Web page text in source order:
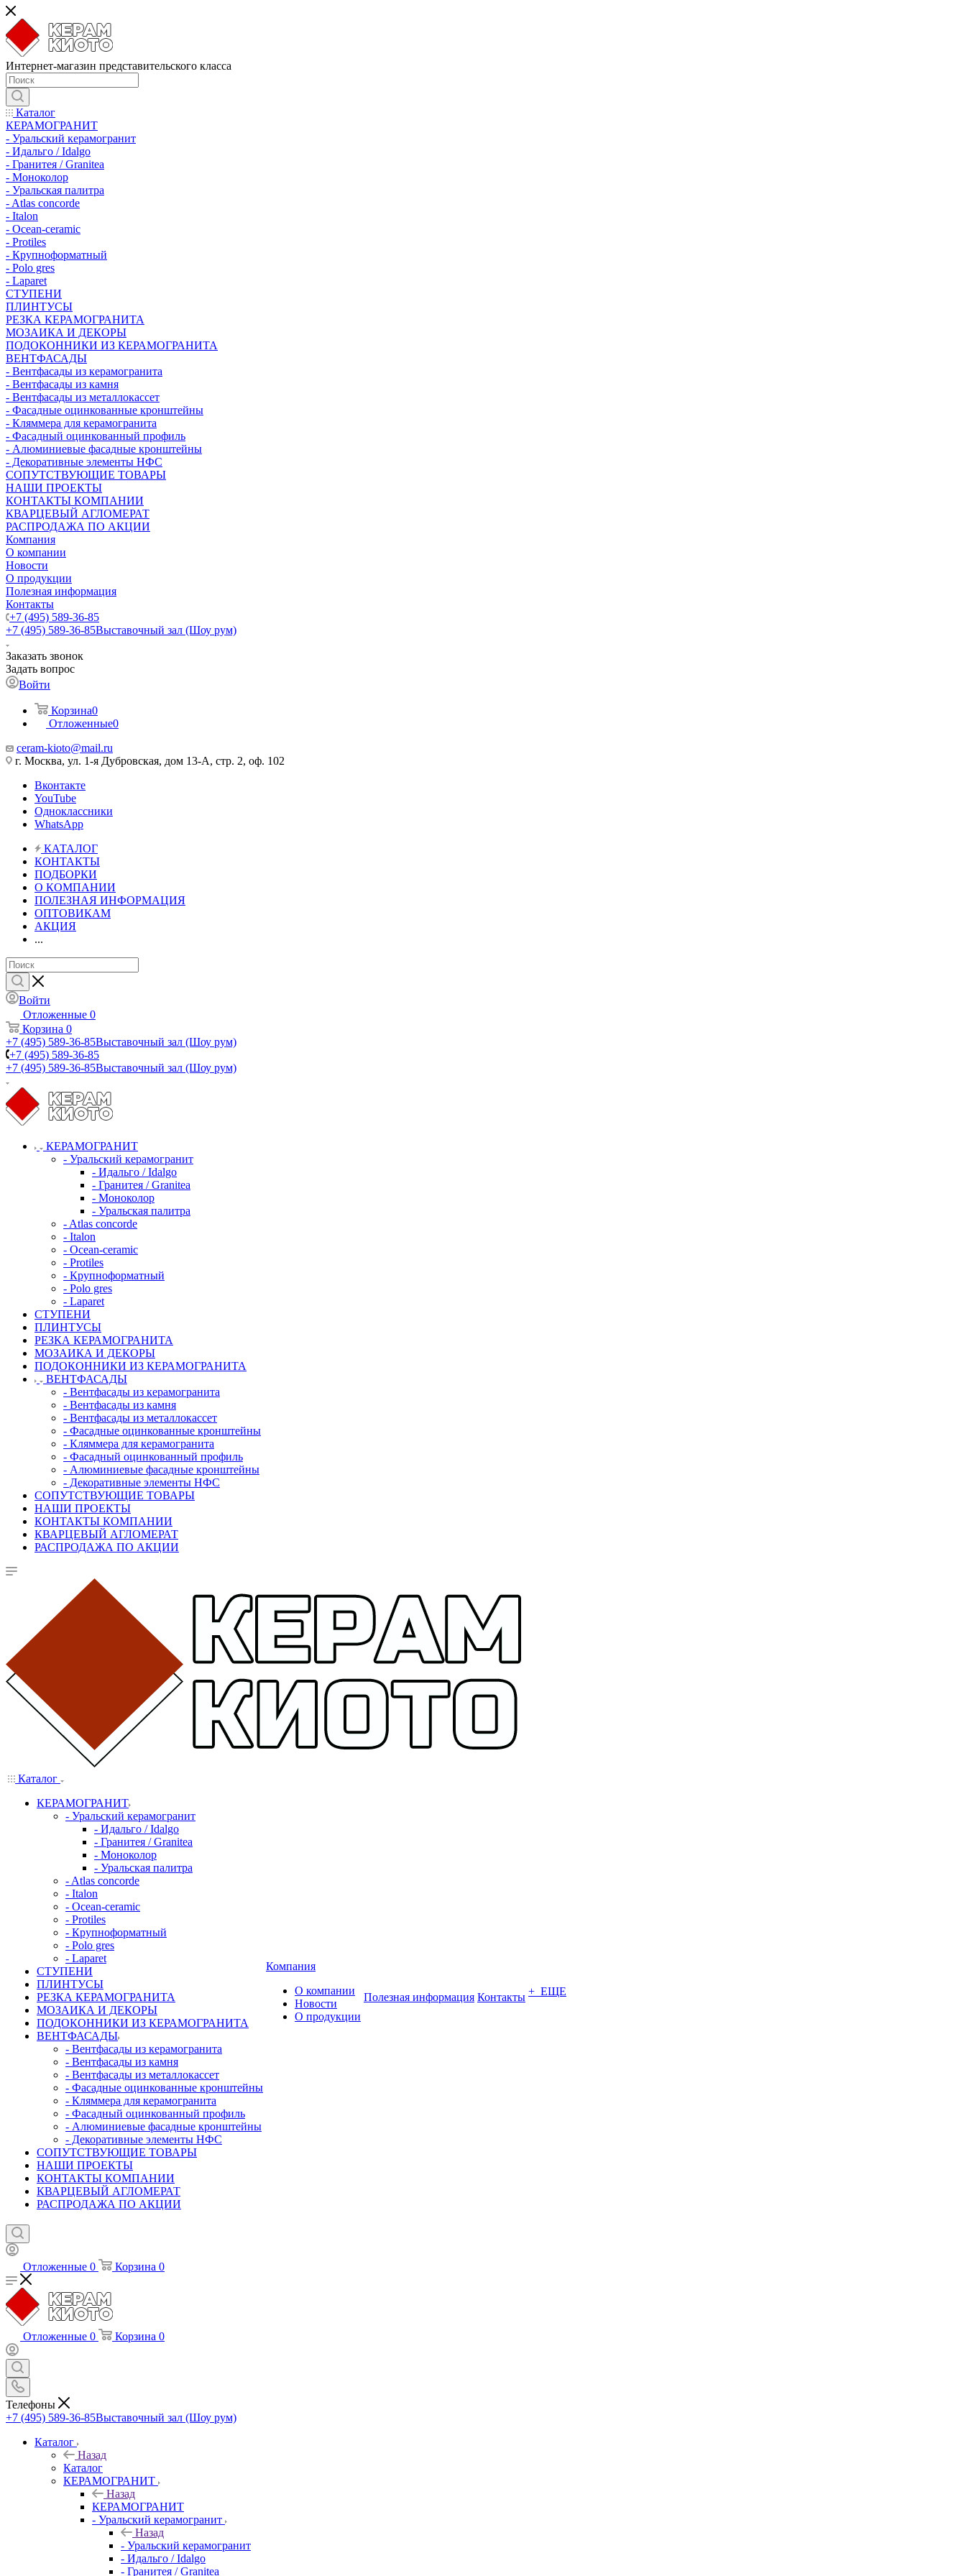
Интернет-магазин представительского класса
Каталог
КЕРАМОГРАНИТ
- Уральский керамогранит
- Идальго / Idalgo
- Гранитея / Granitea
- Моноколор
- Уральская палитра
- Atlas concorde
- Italon
- Ocean-ceramic
- Protiles
- Крупноформатный
- Polo gres
- Laparet
СТУПЕНИ
ПЛИНТУСЫ
РЕЗКА КЕРАМОГРАНИТА
МОЗАИКА И ДЕКОРЫ
ПОДОКОННИКИ ИЗ КЕРАМОГРАНИТА
ВЕНТФАСАДЫ
- Вентфасады из керамогранита
- Вентфасады из камня
- Вентфасады из металлокассет
- Фасадные оцинкованные кронштейны
- Кляммера для керамогранита
- Фасадный оцинкованный профиль
- Алюминиевые фасадные кронштейны
- Декоративные элементы НФС
СОПУТСТВУЮЩИЕ ТОВАРЫ
НАШИ ПРОЕКТЫ
КОНТАКТЫ КОМПАНИИ
КВАРЦЕВЫЙ АГЛОМЕРАТ
РАСПРОДАЖА ПО АКЦИИ
Компания
О компании
Новости
О продукции
Полезная информация
Контакты
+7 (495) 589-36-85
+7 (495) 589-36-85Выставочный зал (Шоу рум)
Заказать звонок
Задать вопрос
Войти
Корзина0
Отложенные0
ceram-kioto@mail.ru
г. Москва, ул. 1-я Дубровская, дом 13-А, стр. 2, оф. 102
Вконтакте
YouTube
Одноклассники
WhatsApp
КАТАЛОГ
КОНТАКТЫ
ПОДБОРКИ
О КОМПАНИИ
ПОЛЕЗНАЯ ИНФОРМАЦИЯ
ОПТОВИКАМ
АКЦИЯ
...
Войти
Отложенные 0
Корзина 0
+7 (495) 589-36-85Выставочный зал (Шоу рум)
+7 (495) 589-36-85
+7 (495) 589-36-85Выставочный зал (Шоу рум)
КЕРАМОГРАНИТ
- Уральский керамогранит
- Идальго / Idalgo
- Гранитея / Granitea
- Моноколор
- Уральская палитра
- Atlas concorde
- Italon
- Ocean-ceramic
- Protiles
- Крупноформатный
- Polo gres
- Laparet
СТУПЕНИ
ПЛИНТУСЫ
РЕЗКА КЕРАМОГРАНИТА
МОЗАИКА И ДЕКОРЫ
ПОДОКОННИКИ ИЗ КЕРАМОГРАНИТА
ВЕНТФАСАДЫ
- Вентфасады из керамогранита
- Вентфасады из камня
- Вентфасады из металлокассет
- Фасадные оцинкованные кронштейны
- Кляммера для керамогранита
- Фасадный оцинкованный профиль
- Алюминиевые фасадные кронштейны
- Декоративные элементы НФС
СОПУТСТВУЮЩИЕ ТОВАРЫ
НАШИ ПРОЕКТЫ
КОНТАКТЫ КОМПАНИИ
КВАРЦЕВЫЙ АГЛОМЕРАТ
РАСПРОДАЖА ПО АКЦИИ
Каталог
КЕРАМОГРАНИТ
- Уральский керамогранит
- Идальго / Idalgo
- Гранитея / Granitea
- Моноколор
- Уральская палитра
- Atlas concorde
- Italon
- Ocean-ceramic
- Protiles
- Крупноформатный
- Polo gres
- Laparet
СТУПЕНИ
ПЛИНТУСЫ
РЕЗКА КЕРАМОГРАНИТА
МОЗАИКА И ДЕКОРЫ
ПОДОКОННИКИ ИЗ КЕРАМОГРАНИТА
ВЕНТФАСАДЫ
- Вентфасады из керамогранита
- Вентфасады из камня
- Вентфасады из металлокассет
- Фасадные оцинкованные кронштейны
- Кляммера для керамогранита
- Фасадный оцинкованный профиль
- Алюминиевые фасадные кронштейны
- Декоративные элементы НФС
СОПУТСТВУЮЩИЕ ТОВАРЫ
НАШИ ПРОЕКТЫ
КОНТАКТЫ КОМПАНИИ
КВАРЦЕВЫЙ АГЛОМЕРАТ
РАСПРОДАЖА ПО АКЦИИ
Компания
О компании
Новости
О продукции
Полезная информация Контакты + ЕЩЕ
Отложенные 0 Корзина 0
Отложенные 0 Корзина 0
Телефоны
+7 (495) 589-36-85Выставочный зал (Шоу рум)
Каталог
Назад
Каталог
КЕРАМОГРАНИТ
Назад
КЕРАМОГРАНИТ
- Уральский керамогранит
Назад
- Уральский керамогранит
- Идальго / Idalgo
- Гранитея / Granitea